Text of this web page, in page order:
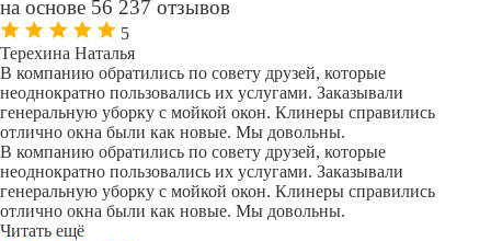
на основе 56 237 отзывов
5
Терехина Наталья
В компанию обратились по совету друзей, которые
неоднократно пользовались их услугами. Заказывали
генеральную уборку с мойкой окон. Клинеры справились
отлично окна были как новые. Мы довольны.
В компанию обратились по совету друзей, которые
неоднократно пользовались их услугами. Заказывали
генеральную уборку с мойкой окон. Клинеры справились
отлично окна были как новые. Мы довольны.
Читать ещё